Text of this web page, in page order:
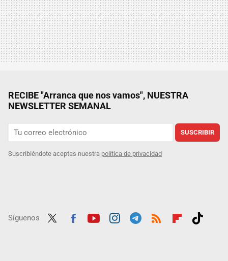
RECIBE "Arranca que nos vamos", NUESTRA
NEWSLETTER SEMANAL
SUSCRIBIR
Suscribiéndote aceptas nuestra política de privacidad
Síguenos